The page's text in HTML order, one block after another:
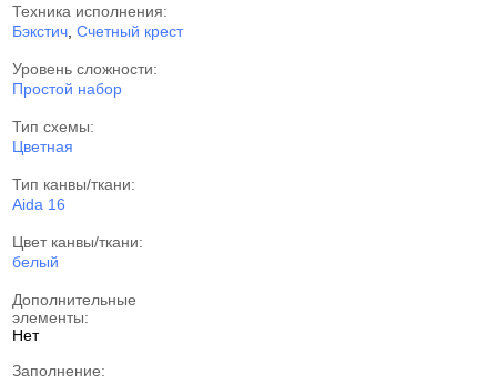
Техника исполнения:
Бэкстич ,Счетный крест
Уровень сложности:
Простой набор
Тип схемы:
Цветная
Тип канвы/ткани:
Aida 16
Цвет канвы/ткани:
белый
Дополнительные
элементы:
Нет
Заполнение: